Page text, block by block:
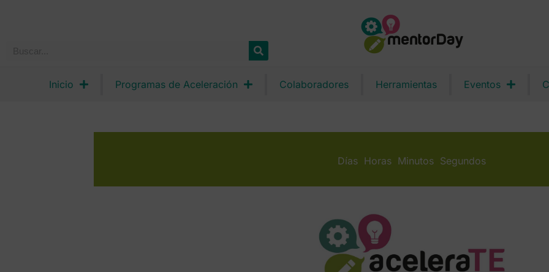
Inicio Programas de Aceleración Colaboradores Herramientas Eventos
Días Horas Minutos Segundos